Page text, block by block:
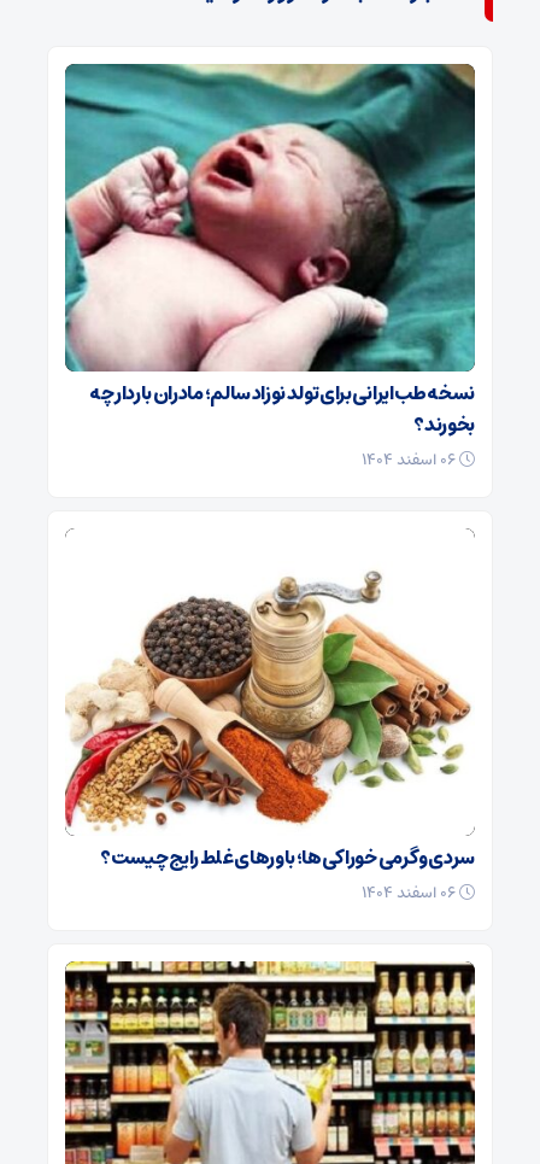
نسخه طب ایرانی برای تولد نوزاد سالم؛ مادران باردار چه
بخورند؟
سردی و گرمی خوراکی‌ها؛ باورهای غلط رایج چیست؟